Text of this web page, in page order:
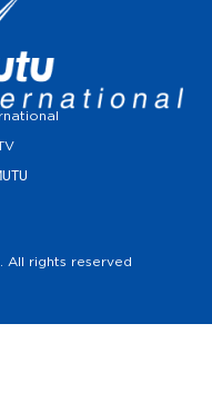
All rights reserved